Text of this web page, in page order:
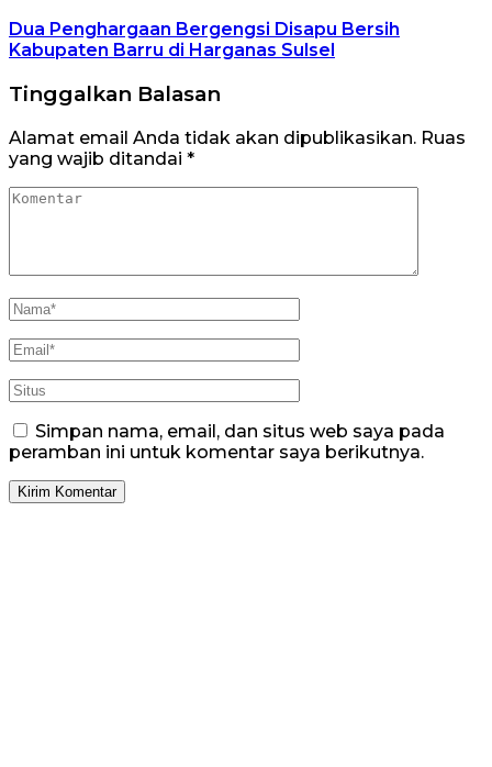
Dua Penghargaan Bergengsi Disapu Bersih
Kabupaten Barru di Harganas Sulsel
Tinggalkan Balasan
Alamat email Anda tidak akan dipublikasikan. Ruas
yang wajib ditandai *
Simpan nama, email, dan situs web saya pada
peramban ini untuk komentar saya berikutnya.